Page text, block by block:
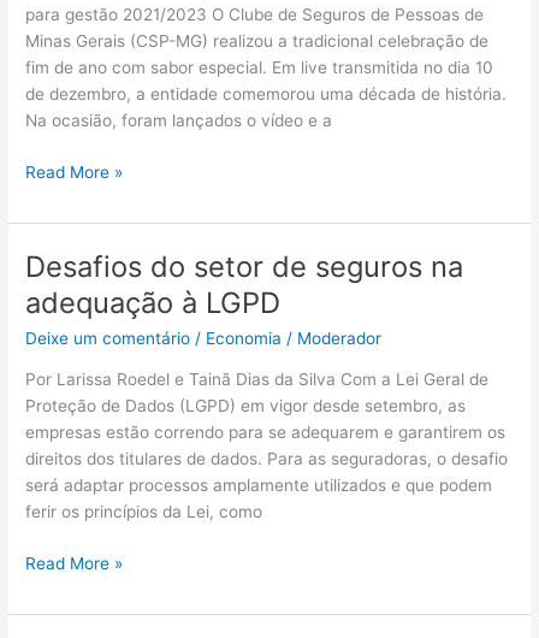
para gestão 2021/2023 O Clube de Seguros de Pessoas de
Minas Gerais (CSP-MG) realizou a tradicional celebração de
fim de ano com sabor especial. Em live transmitida no dia 10
de dezembro, a entidade comemorou uma década de história.
Na ocasião, foram lançados o vídeo e a
história
Read More »
Desafios do setor de seguros na
adequação à LGPD
Deixe um comentário / Economia / Moderador
Por Larissa Roedel e Tainã Dias da Silva Com a Lei Geral de
Proteção de Dados (LGPD) em vigor desde setembro, as
empresas estão correndo para se adequarem e garantirem os
direitos dos titulares de dados. Para as seguradoras, o desafio
será adaptar processos amplamente utilizados e que podem
ferir os princípios da Lei, como
Desafios
setor
de
adequação
Read More »